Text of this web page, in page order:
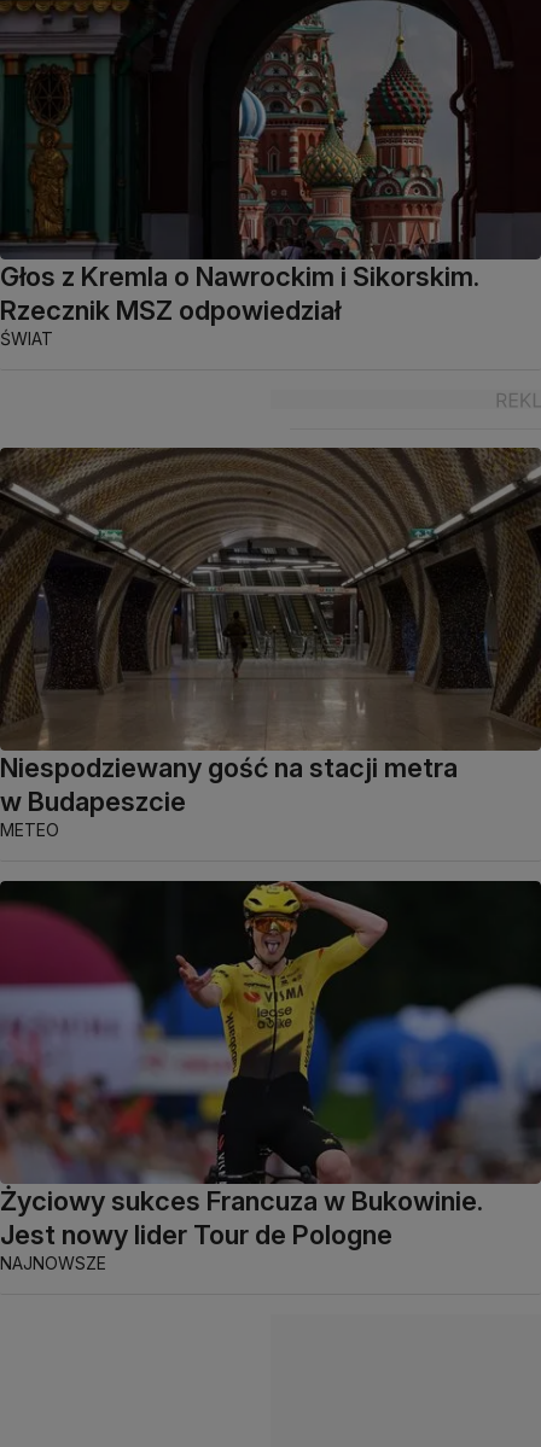
Głos z Kremla o Nawrockim i Sikorskim.
Rzecznik MSZ odpowiedział
ŚWIAT
Niespodziewany gość na stacji metra
w Budapeszcie
METEO
Życiowy sukces Francuza w Bukowinie.
Jest nowy lider Tour de Pologne
NAJNOWSZE